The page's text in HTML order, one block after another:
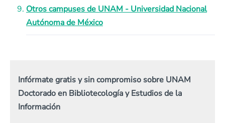
Otros campuses de UNAM - Universidad Nacional
Autónoma de México
Infórmate gratis y sin compromiso sobre UNAM
Doctorado en Bibliotecología y Estudios de la
Información